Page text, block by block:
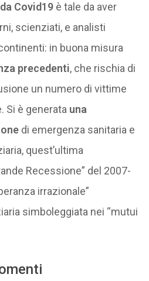
Covid19è tale da aver
scienziati, e analisti
in buona misura
precedenti, che rischia di
un numero di vittime
Si è generata una
di emergenza sanitaria e
quest’ultima
Recessione” del 2007-
irrazionale”
simboleggiata nei “mutui